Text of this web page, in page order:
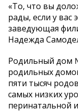
«То, что вы
рады, если у вас
заведующая
Надежда
Родильный дом
родильных
пяти тысяч
самых низких
перинатальной